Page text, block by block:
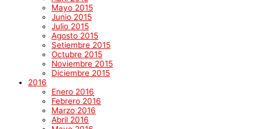
Mayo 2015
Junio 2015
Julio 2015
Agosto 2015
Setiembre 2015
Octubre 2015
Noviembre 2015
Diciembre 2015
2016
Enero 2016
Febrero 2016
Marzo 2016
Abril 2016